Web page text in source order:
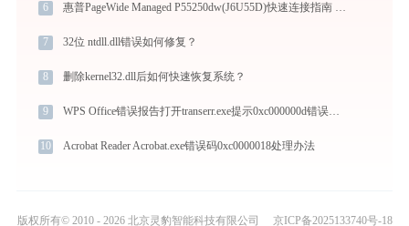
6 惠普PageWide Managed P55250dw(J6U55D)快速连接指南 - 金山毒霸
7 32位 ntdll.dll错误如何修复？
8 删除kernel32.dll后如何快速恢复系统？
9 WPS Office错误报告打开transerr.exe提示0xc000000d错误码怎么办
10 Acrobat Reader Acrobat.exe错误码0xc0000018处理办法
版权所有© 2010 - 2026 北京灵豹智能科技有限公司 京ICP备2025133740号-18